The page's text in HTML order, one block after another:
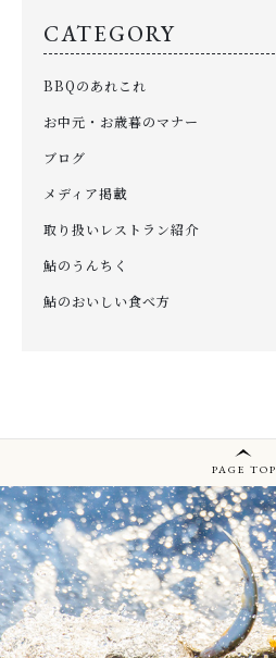
CATEGORY
BBQのあれこれ
お中元・お歳暮のマナー
ブログ
メディア掲載
取り扱いレストラン紹介
鮎のうんちく
鮎のおいしい食べ方
PAGE TOP